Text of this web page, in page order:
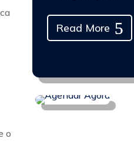
o
Read More